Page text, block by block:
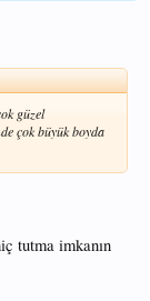
güzel
çok büyük boyda
tutma imkanın